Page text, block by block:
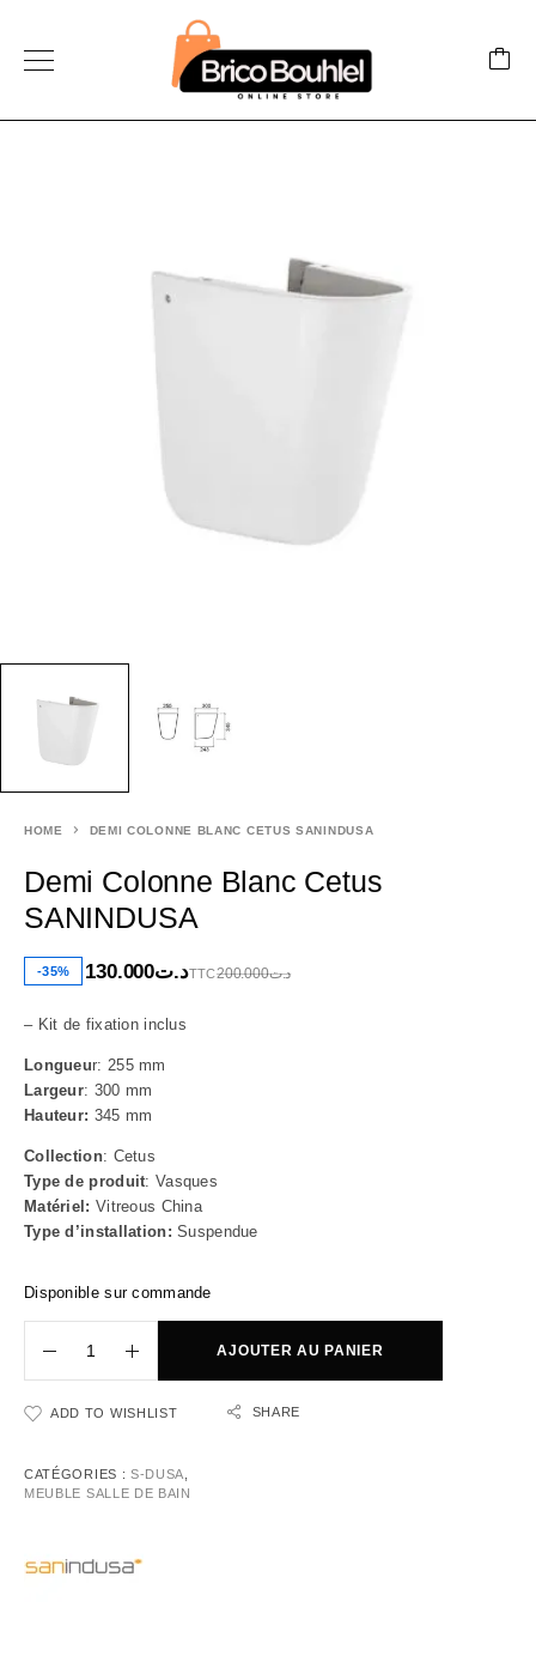
HOME DEMI COLONNE BLANC CETUS SANINDUSA
Demi Colonne Blanc Cetus
SANINDUSA
-35% د.ت200.000 د.ت130.000 TTC
– Kit de fixation inclus
Longueur: 255 mm
Largeur: 300 mm
Hauteur: 345 mm
Collection: Cetus
Type de produit: Vasques
Matériel: Vitreous China
Type d’installation: Suspendue
Disponible sur commande
AJOUTER AU PANIER
ADD TO WISHLIST SHARE
CATÉGORIES : S-DUSA
MEUBLE SALLE DE BAIN